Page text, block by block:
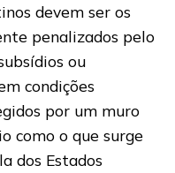
devem ser os
penalizados pelo
ou
condições
por um muro
como o que surge
dos Estados